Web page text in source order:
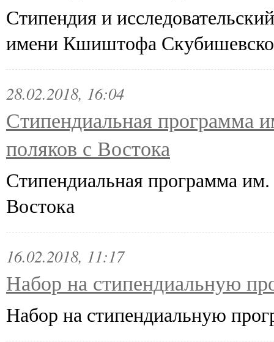
Стипендия и
имени Кшиштофа
28.02.2018, 16:04
Стипендиальная программа
поляков с Востока
Стипендиальная программа им.
Востока
16.02.2018, 11:17
Набор на стипендиальную
Набор на стипендиальную